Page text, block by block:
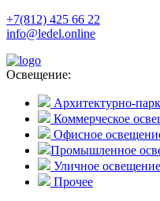
+7(812) 425 66 22
info@ledel.online
Освещение:
Архитектурно-
Коммерческое
Офисное
Промышленное
Уличное освещение
Прочее